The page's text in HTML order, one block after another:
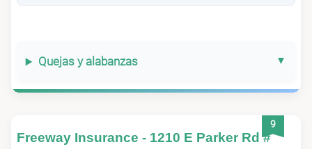
Quejas y alabanzas
9
Freeway Insurance - 1210 E Parker Rd #